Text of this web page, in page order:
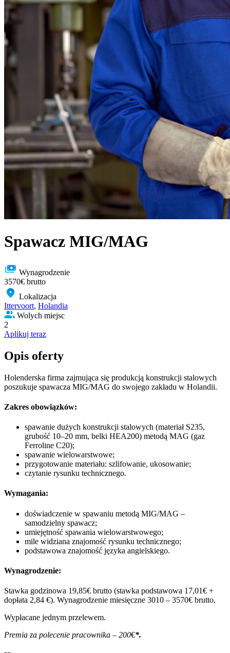
Spawacz MIG/MAG
Wynagrodzenie
3570€ brutto
Lokalizacja
Ittervoort, Holandia
Wolych miejsc
2
Aplikuj teraz
Opis oferty
Holenderska firma zajmująca się produkcją konstrukcji stalowych
poszukuje spawacza MIG/MAG do swojego zakładu w Holandii.
Zakres obowiązków:
spawanie dużych konstrukcji stalowych (materiał S235,
grubość 10–20 mm, belki HEA200) metodą MAG (gaz
Ferroline C20);
spawanie wielowarstwowe;
przygotowanie materiału: szlifowanie, ukosowanie;
czytanie rysunku technicznego.
Wymagania:
doświadczenie w spawaniu metodą MIG/MAG –
samodzielny spawacz;
umiejętność spawania wielowarstwowego;
mile widziana znajomość rysunku technicznego;
podstawowa znajomość języka angielskiego.
Wynagrodzenie:
Stawka godzinowa 19,85€ brutto (stawka podstawowa 17,01€ +
dopłata 2,84 €). Wynagrodzenie miesięczne 3010 – 3570€ brutto.
Wypłacane jednym przelewem.
Premia za polecenie pracownika – 200€*.